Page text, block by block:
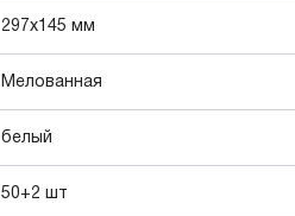
297х145 мм
Мелованная
белый
50+2 шт